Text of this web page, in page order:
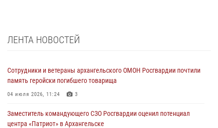
ЛЕНТА НОВОСТЕЙ
Сотрудники и ветераны архангельского ОМОН Росгвардии почтили
память геройски погибшего товарища
04 июля 2026, 11:24 3
Заместитель командующего СЗО Росгвардии оценил потенциал
центра «Патриот» в Архангельске